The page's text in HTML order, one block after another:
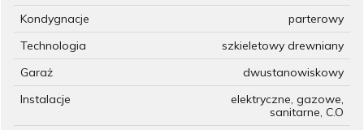
Kondygnacje
parterowy
Technologia
szkieletowy drewniany
Garaż
dwustanowiskowy
Instalacje
elektryczne, gazowe,
sanitarne, C.O